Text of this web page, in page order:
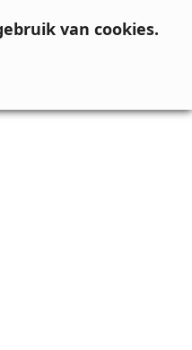
van cookies.